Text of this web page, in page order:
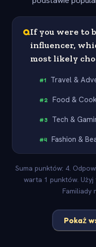
QIf you were to
influencer,
most likely
#1 Travel &
#2 Food &
#3 Tech &
#4 Fashion &
Suma punktów: 4.
warta 1 punktów.
Familiady
Pokaż